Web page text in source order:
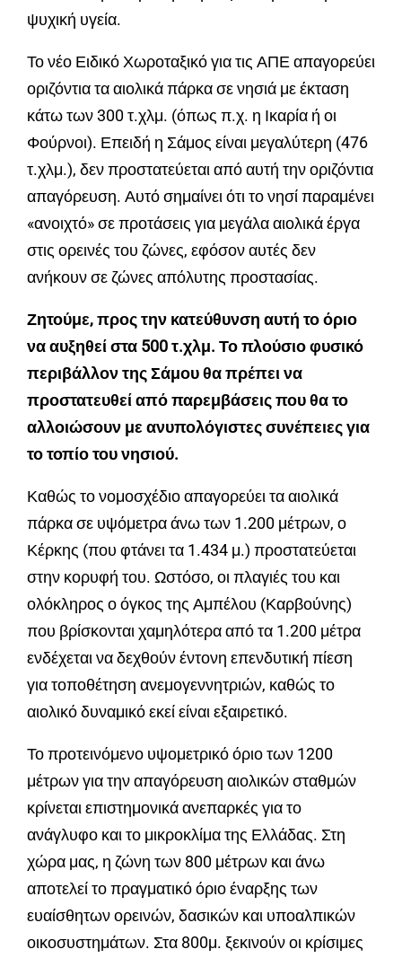
ψυχική υγεία.
Το νέο Ειδικό Χωροταξικό για τις ΑΠΕ απαγορεύει
οριζόντια τα αιολικά πάρκα σε νησιά με έκταση
κάτω των 300 τ.χλμ. (όπως π.χ. η Ικαρία ή οι
Φούρνοι). Επειδή η Σάμος είναι μεγαλύτερη (476
τ.χλμ.), δεν προστατεύεται από αυτή την οριζόντια
απαγόρευση. Αυτό σημαίνει ότι το νησί παραμένει
«ανοιχτό» σε προτάσεις για μεγάλα αιολικά έργα
στις ορεινές του ζώνες, εφόσον αυτές δεν
ανήκουν σε ζώνες απόλυτης προστασίας.
Ζητούμε, προς την κατεύθυνση αυτή το όριο
να αυξηθεί στα 500 τ.χλμ. Το πλούσιο φυσικό
περιβάλλον της Σάμου θα πρέπει να
προστατευθεί από παρεμβάσεις που θα το
αλλοιώσουν με ανυπολόγιστες συνέπειες για
το τοπίο του νησιού.
Καθώς το νομοσχέδιο απαγορεύει τα αιολικά
πάρκα σε υψόμετρα άνω των 1.200 μέτρων, ο
Κέρκης (που φτάνει τα 1.434 μ.) προστατεύεται
στην κορυφή του. Ωστόσο, οι πλαγιές του και
ολόκληρος ο όγκος της Αμπέλου (Καρβούνης)
που βρίσκονται χαμηλότερα από τα 1.200 μέτρα
ενδέχεται να δεχθούν έντονη επενδυτική πίεση
για τοποθέτηση ανεμογεννητριών, καθώς το
αιολικό δυναμικό εκεί είναι εξαιρετικό.
Το προτεινόμενο υψομετρικό όριο των 1200
μέτρων για την απαγόρευση αιολικών σταθμών
κρίνεται επιστημονικά ανεπαρκές για το
ανάγλυφο και το μικροκλίμα της Ελλάδας. Στη
χώρα μας, η ζώνη των 800 μέτρων και άνω
αποτελεί το πραγματικό όριο έναρξης των
ευαίσθητων ορεινών, δασικών και υποαλπικών
οικοσυστημάτων. Στα 800μ. ξεκινούν οι κρίσιμες